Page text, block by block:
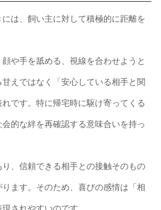
は、飼い主に対して積極的に距離を
や手を舐める、視線を合わせようと
えではなく「安心している相手と関
です。特に帰宅時に駆け寄ってくる
的な絆を再確認する意味合いを持っ
、信頼できる相手との接触そのもの
ます。そのため、喜びの感情は「相